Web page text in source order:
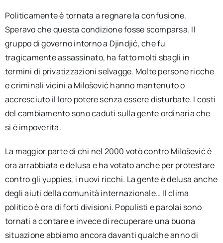
Politicamente è tornata a regnare la confusione.
Speravo che questa condizione fosse scomparsa. Il
gruppo di governo intorno a Djindjić, che fu
tragicamente assassinato, ha fatto molti sbagli in
termini di privatizzazioni selvagge. Molte persone ricche
e criminali vicini a Milošević hanno mantenuto o
accresciuto il loro potere senza essere disturbate. I costi
del cambiamento sono caduti sulla gente ordinaria che
si è impoverita.
La maggior parte di chi nel 2000 votò contro Milošević è
ora arrabbiata e delusa e ha votato anche per protestare
contro gli yuppies, i nuovi ricchi. La gente è delusa anche
degli aiuti della comunità internazionale… Il clima
politico è ora di forti divisioni. Populisti e parolai sono
tornati a contare e invece di recuperare una buona
situazione abbiamo ancora davanti qualche anno di